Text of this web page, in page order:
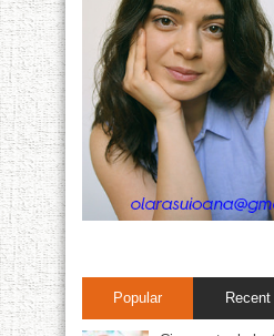
Popular Recent